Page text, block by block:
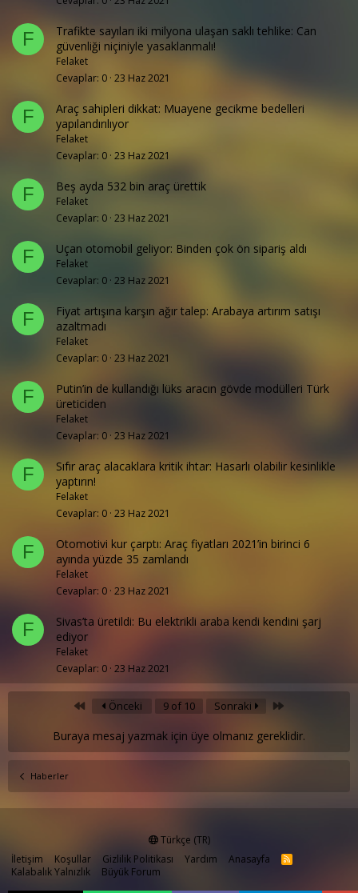
F
Trafikte sayıları iki milyona ulaşan saklı tehlike: Can
güvenliği niçiniyle yasaklanmalı!
Felaket
Cevaplar 0 23 Haz 2021
F
Araç sahipleri dikkat: Muayene gecikme bedelleri
yapılandırılıyor
Felaket
Cevaplar 0 23 Haz 2021
F Beş ayda 532 bin araç ürettik
Felaket
Cevaplar 0 23 Haz 2021
F Uçan otomobil geliyor: Binden çok ön sipariş aldı
Felaket
Cevaplar 0 23 Haz 2021
F
Fiyat artışına karşın ağır talep: Arabaya artırım satışı
azaltmadı
Felaket
Cevaplar 0 23 Haz 2021
F
Putin’in de kullandığı lüks aracın gövde modülleri Türk
üreticiden
Felaket
Cevaplar 0 23 Haz 2021
F
Sıfır araç alacaklara kritik ihtar: Hasarlı olabilir kesinlikle
yaptırın!
Felaket
Cevaplar 0 23 Haz 2021
F
Otomotivi kur çarptı: Araç fiyatları 2021’in birinci 6
ayında yüzde 35 zamlandı
Felaket
Cevaplar 0 23 Haz 2021
F
Sivas’ta üretildi: Bu elektrikli araba kendi kendini şarj
ediyor
Felaket
Cevaplar 0 23 Haz 2021
First Önceki 9 of 10 Sonraki Last
Buraya mesaj yazmak için üye olmanız gereklidir.
Haberler
Türkçe (TR)
İletişim
Koşullar Gizlilik Politikası Yardım Anasayfa
R
S
Kalabalık Yalnızlık Büyük Forum